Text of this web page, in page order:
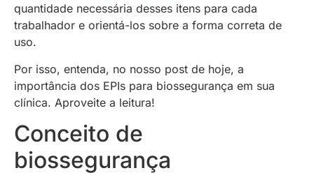
quantidade necessária desses itens para cada
trabalhador e orientá-los sobre a forma correta de
uso.
Por isso, entenda, no nosso post de hoje, a
importância dos EPIs para biossegurança em sua
clínica. Aproveite a leitura!
Conceito de
biossegurança